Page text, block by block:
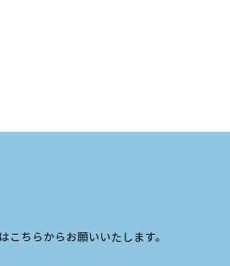
こちらからお願いいたします。